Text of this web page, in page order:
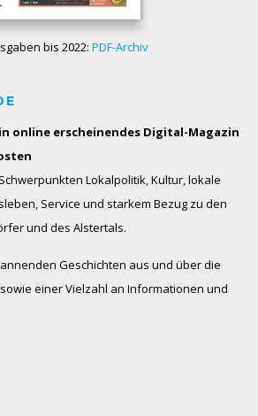
bis 2022: PDF-Archiv
online erscheinendes Digital-Magazin
Lokalpolitik, Kultur, lokale
Service und starkem Bezug zu den
und des Alstertals.
Geschichten aus und über die
einer Vielzahl an Informationen und